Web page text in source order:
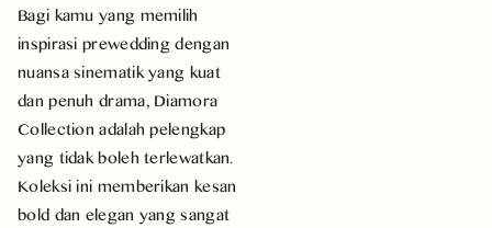
Bagi kamu yang memilih
inspirasi prewedding dengan
nuansa sinematik yang kuat
dan penuh drama, Diamora
Collection adalah pelengkap
yang tidak boleh terlewatkan.
Koleksi ini memberikan kesan
bold dan elegan yang sangat